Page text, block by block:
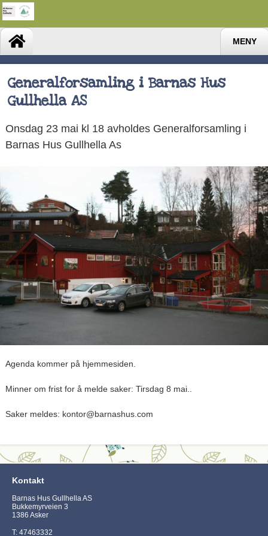
MENY
Generalforsamling i Barnas Hus
Gullhella AS
Onsdag 23 mai kl 18 avholdes Generalforsamling i
Barnas Hus Gullhella As
Agenda kommer på hjemmesiden.
Minner om frist for å melde saker: Tirsdag 8 mai..
Saker meldes: kontor@barnashus.com
Kontakt
Barnas Hus Gullhella AS
Bukkemyrveien 3
1386 Asker
T: 47463332